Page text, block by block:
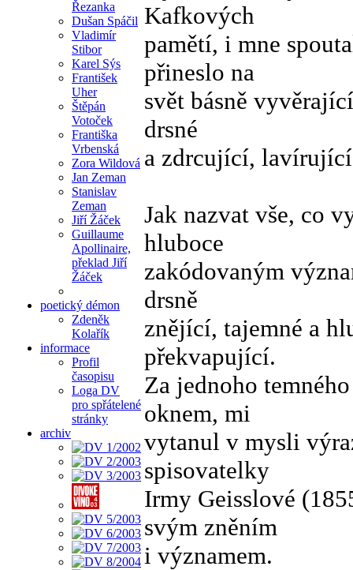
Řezanka
Dušan Spáčil
Vladimír
Stibor
Karel Sýs
František
Uher
Štěpán
Votoček
Františka
Vrbenská
Zora Wildová
Jan Zeman
Stanislav
Zeman
Jiří Žáček
Guillaume
Apollinaire,
překlad Jiří
Žáček
poetický démon
Zdeněk
Kolařík
informace
Profil
časopisu
Loga DV
pro spřátelené
stránky
archiv
Kafkových
pamětí, i mne
přineslo na
svět básně
drsné
a zdrcující, lavírující
Jak nazvat vše, co
hluboce
zakódovaným
drsně
znějící, tajemné a
překvapující.
Za jednoho
oknem, mi
vytanul v mysli
spisovatelky
Irmy Geisslové
svým zněním
i významem.